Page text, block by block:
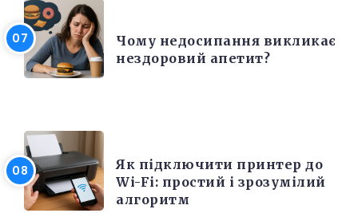
Чому недосипання викликає
нездоровий апетит?
Як підключити принтер до
Wi-Fi: простий і зрозумілий
алгоритм